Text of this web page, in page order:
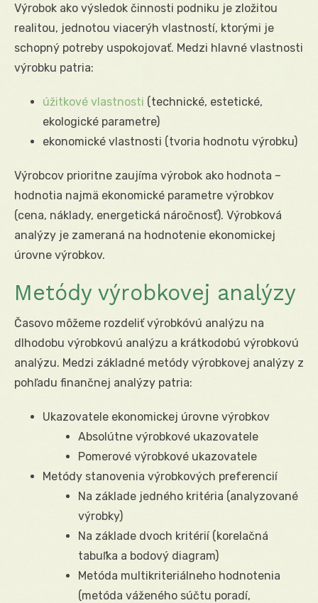
Výrobok ako výsledok činnosti podniku je zložitou
realitou, jednotou viacerýh vlastností, ktorými je
schopný potreby uspokojovať. Medzi hlavné vlastnosti
výrobku patria:
úžitkové vlastnosti (technické, estetické,
ekologické parametre)
ekonomické vlastnosti (tvoria hodnotu výrobku)
Výrobcov prioritne zaujíma výrobok ako hodnota –
hodnotia najmä ekonomické parametre výrobkov
(cena, náklady, energetická náročnosť). Výrobková
analýzy je zameraná na hodnotenie ekonomickej
úrovne výrobkov.
Metódy výrobkovej analýzy
Časovo môžeme rozdeliť výrobkóvú analýzu na
dlhodobu výrobkovú analýzu a krátkodobú výrobkovú
analýzu. Medzi základné metódy výrobkovej analýzy z
pohľadu finančnej analýzy patria:
Ukazovatele ekonomickej úrovne výrobkov
Absolútne výrobkové ukazovatele
Pomerové výrobkové ukazovatele
Metódy stanovenia výrobkových preferencií
Na základe jedného kritéria (analyzované
výrobky)
Na základe dvoch kritérií (korelačná
tabuľka a bodový diagram)
Metóda multikriteriálneho hodnotenia
(metóda váženého súčtu poradí,